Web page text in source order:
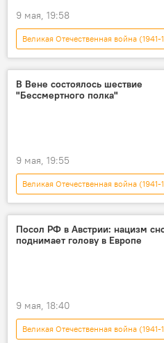
9 мая, 19:58
Великая Отечественная война (1941-
Россия
81-летие Победы в Великой
9 мая - День Победы в Великой
В Вене состоялось шествие
"Бессмертного полка"
9 мая, 19:55
Великая Отечественная война (1941-
Бессмертный полк - 2026
9 мая - День Победы в Великой
81-летие Победы в Великой
Посол РФ в Австрии: нацизм
поднимает голову в Европе
9 мая, 18:40
Великая Отечественная война (1941-